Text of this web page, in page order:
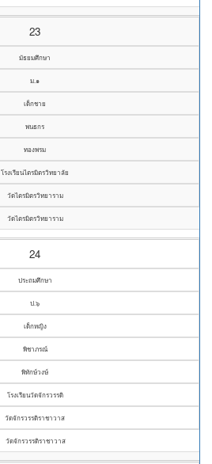
23
มัธยมศึกษา
ม.๑
เด็กชาย
พนธกร
ทองพรม
โรงเรียนไตรมิตรวิทยาลัย
วัดไตรมิตรวิทยาราม
วัดไตรมิตรวิทยาราม
24
ประถมศึกษา
ป.๖
เด็กหญิง
พิชาภรณ์
พิทักษ์วงษ์
โรงเรียนวัดจักรวรรดิ
วัดจักรวรรดิราชาวาส
วัดจักรวรรดิราชาวาส